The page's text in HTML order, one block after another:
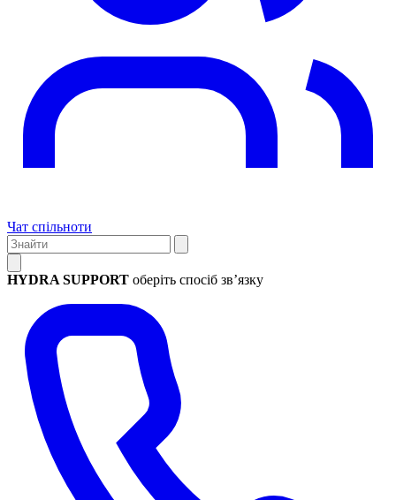
Чат спільноти
HYDRA SUPPORT оберіть спосіб зв’язку